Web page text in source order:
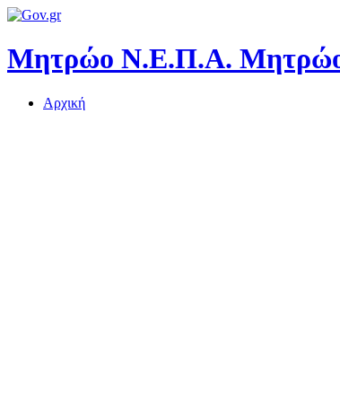
Μητρώο Ν.Ε.Π.Α. Μητρώο
Αρχική